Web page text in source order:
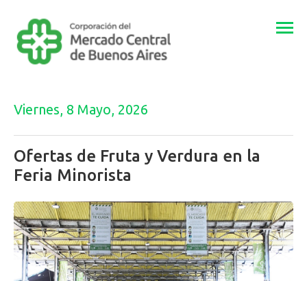
Viernes, 8 Mayo, 2026
Ofertas de Fruta y Verdura en la
Feria Minorista